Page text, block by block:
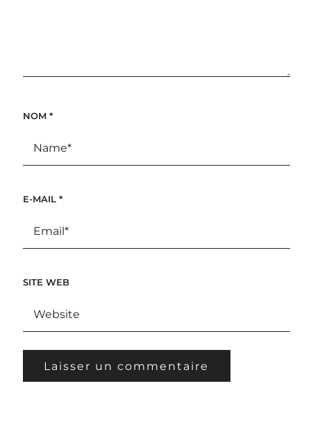
NOM *
E-MAIL *
SITE WEB